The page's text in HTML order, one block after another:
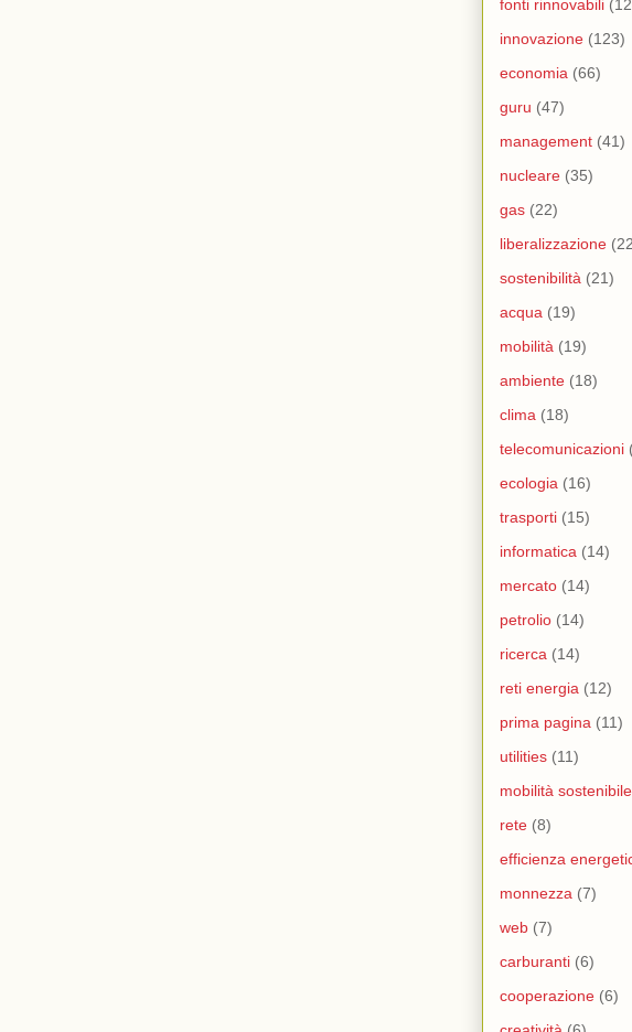
fonti rinnovabili
innovazione (123)
economia (66)
guru (47)
management (41)
nucleare (35)
gas (22)
liberalizzazione
sostenibilità (21)
acqua (19)
mobilità (19)
ambiente (18)
clima (18)
telecomunicazioni
ecologia (16)
trasporti (15)
informatica (14)
mercato (14)
petrolio (14)
ricerca (14)
reti energia (12)
prima pagina (11)
utilities (11)
mobilità sostenibile
rete (8)
efficienza
monnezza (7)
web (7)
carburanti (6)
cooperazione (6)